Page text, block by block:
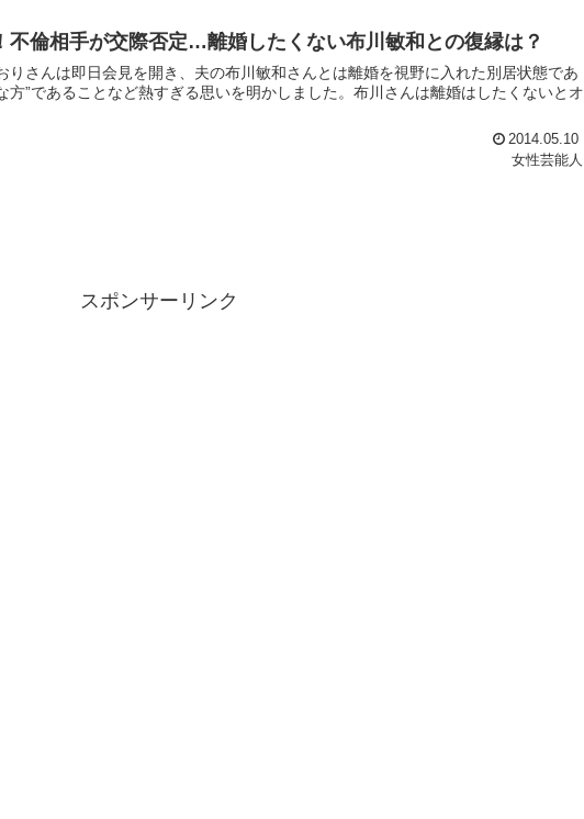
不倫相手が交際否定…離婚したくない布川敏和との復縁は？
りさんは即日会見を開き、夫の布川敏和さんとは離婚を視野に入れた別居状態であ
方”であることなど熱すぎる思いを明かしました。布川さんは離婚はしたくないとオ
2014.05.10
女性芸能人
スポンサーリンク